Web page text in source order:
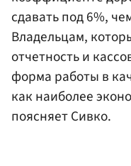
сдавать под 6%,
Владельцам,
отчетность и
форма работы в
как наиболее
поясняет Сивко.